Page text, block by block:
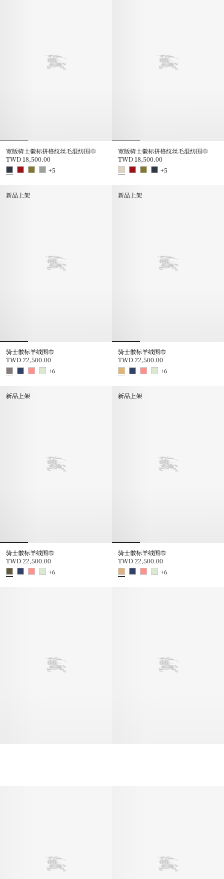
宽版骑士徽标拼格纹丝毛混纺围巾
TWD 18,500.00
+5
宽版骑士徽标拼格纹丝毛混纺围巾
TWD 18,500.00
+5
新品上架
骑士徽标羊绒围巾
TWD 22,500.00
+6
新品上架
骑士徽标羊绒围巾
TWD 22,500.00
+6
新品上架
骑士徽标羊绒围巾
TWD 22,500.00
+6
新品上架
骑士徽标羊绒围巾
TWD 22,500.00
+6